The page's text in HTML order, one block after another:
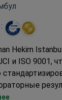
Hekim
и ISO 9001,